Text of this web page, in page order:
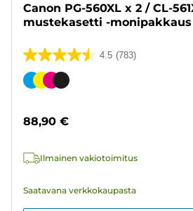
Canon PG-560XL x 2 / CL-
mustekasetti -monipakkaus
4.5 (783)
4.5/5
tähteä.
Värikasetti
88,90 €
Ilmainen vakiotoimitus
Saatavana verkkokaupasta